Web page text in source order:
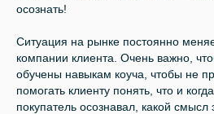
осознать!
Ситуация на рынке постоянно
компании клиента. Очень важно,
обучены навыкам коуча, чтобы не
помогать клиенту понять, что и
покупатель осознавал, какой смысл